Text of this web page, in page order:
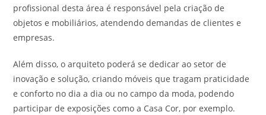
profissional desta área é responsável pela criação de
objetos e mobiliários, atendendo demandas de clientes e
empresas.
Além disso, o arquiteto poderá se dedicar ao setor de
inovação e solução, criando móveis que tragam praticidade
e conforto no dia a dia ou no campo da moda, podendo
participar de exposições como a Casa Cor, por exemplo.